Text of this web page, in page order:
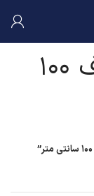
روکش قابل انعطاف ۱۰۰